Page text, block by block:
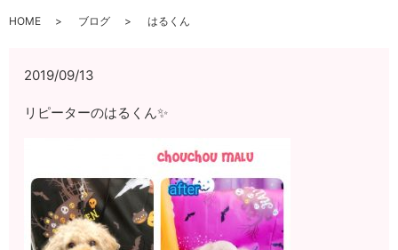
HOME ブログ はるくん
2019/09/13
リピーターのはるくん✨